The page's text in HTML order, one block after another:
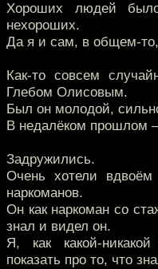
Хороших людей
нехороших.
Да я и сам, в общем-
Как-то совсем
Глебом Олисовым.
Был он молодой,
В недалёком прошлом
Задружились.
Очень хотели
наркоманов.
Он как наркоман со
знал и видел он.
Я, как какой-
показать про то, что